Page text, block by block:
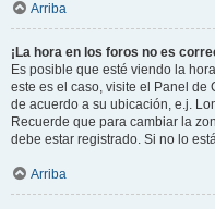
Arriba
¡La hora en los foros no es
Es posible que esté viendo la
este es el caso, visite el Panel
de acuerdo a su ubicación, e.j.
Recuerde que para cambiar la
debe estar registrado. Si no lo
Arriba